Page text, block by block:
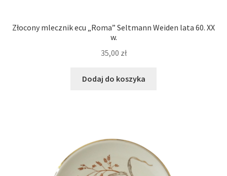
Złocony mlecznik ecu „Roma” Seltmann Weiden lata 60. XX
w.
35,00 zł
Dodaj do koszyka